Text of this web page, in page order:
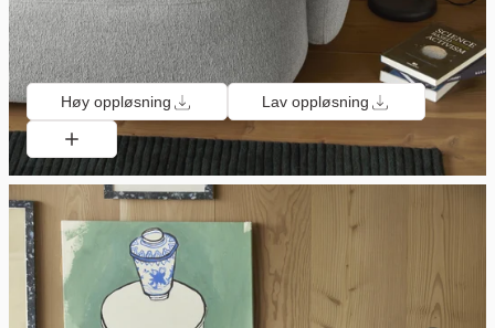
Høy oppløsning Lav oppløsning